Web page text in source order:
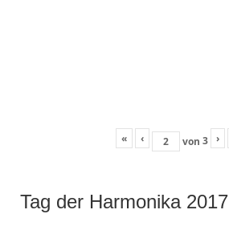
« ‹ von 3 ›
Tag der Harmonika 2017